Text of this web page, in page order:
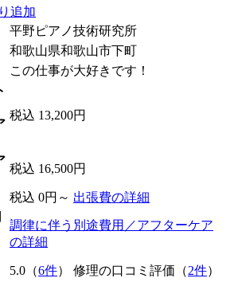
追加
平野ピアノ技術研究所
和歌山県和歌山市下町
この仕事が大好きです！
税込 13,200円
税込 16,500円
税込 0円～ 出張費の詳細
調律に伴う別途費用／アフターケア
の詳細
5.0（6件） 修理の口コミ評価（2件）